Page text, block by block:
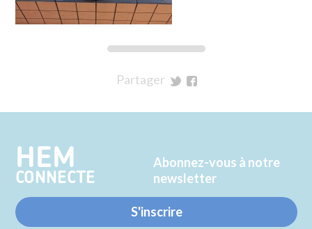
Partager
Twitter
Facebook
HEM
CONNECTE
Abonnez-vous à notre
newsletter
S'inscrire